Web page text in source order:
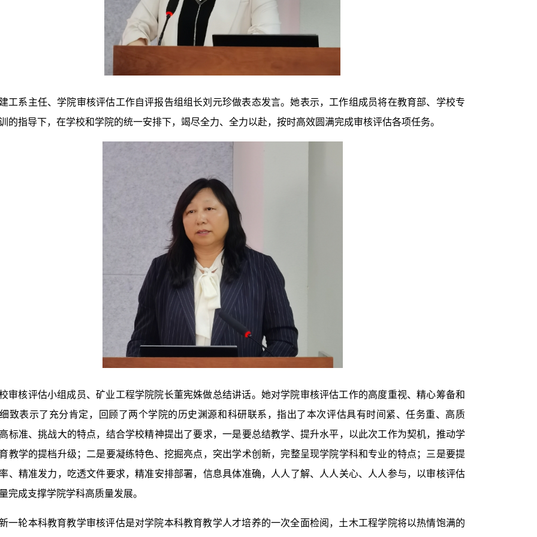
工系主任、学院审核评估工作自评报告组组长刘元珍做表态发言。她表示，工作组成员将在教育部、学校专
的指导下，在学校和学院的统一安排下，竭尽全力、全力以赴，按时高效圆满完成审核评估各项任务。
审核评估小组成员、矿业工程学院院长董宪姝做总结讲话。她对学院审核评估工作的高度重视、精心筹备和
致表示了充分肯定，回顾了两个学院的历史渊源和科研联系，指出了本次评估具有时间紧、任务重、高质
标准、挑战大的特点，结合学校精神提出了要求，一是要总结教学、提升水平，以此次工作为契机，推动学
教学的提档升级；二是要凝练特色、挖掘亮点，突出学术创新，完整呈现学院学科和专业的特点；三是要提
、精准发力，吃透文件要求，精准安排部署，信息具体准确，人人了解、人人关心、人人参与，以审核评估
完成支撑学院学科高质量发展。
一轮本科教育教学审核评估是对学院本科教育教学人才培养的一次全面检阅，土木工程学院将以热情饱满的